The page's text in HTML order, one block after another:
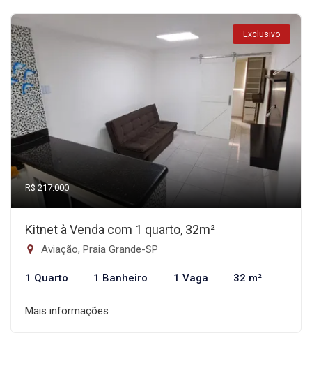
Exclusivo
R$ 217.000
Kitnet à Venda com 1 quarto, 32m²
Aviação, Praia Grande-SP
1 Quarto 1 Banheiro 1 Vaga 32 m²
Mais informações